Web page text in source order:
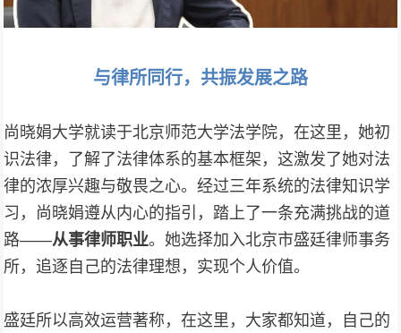
与律所同行，共振发展之路
尚晓娟大学就读于北京师范大学法学院，在这里，她初
识法律，了解了法律体系的基本框架，这激发了她对法
律的浓厚兴趣与敬畏之心。经过三年系统的法律知识学
习，尚晓娟遵从内心的指引，踏上了一条充满挑战的道
路——从事律师职业。她选择加入北京市盛廷律师事务
所，追逐自己的法律理想，实现个人价值。
盛廷所以高效运营著称，在这里，大家都知道，自己的